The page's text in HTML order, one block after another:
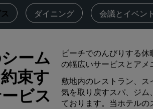
ダイニング ‌会議とイベント
ーム
束す
ビス
ビーチでのんびりする
の幅広いサービスとアメ
敷地内のレストラン、
気を取り戻すスパ、ジ
ております。当ホテルの